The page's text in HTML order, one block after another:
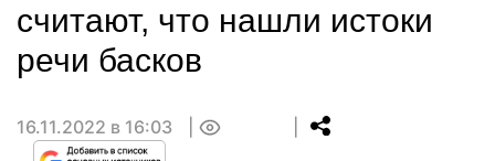
считают, что нашли истоки
речи басков
16.11.2022 в 16:03